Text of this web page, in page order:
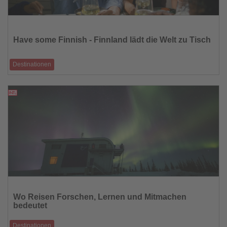
die
Nachrichten
Have some Finnish - Finnland lädt die Welt zu Tisch
Destinationen
die
Nachrichten
Wo Reisen Forschen, Lernen und Mitmachen
bedeutet